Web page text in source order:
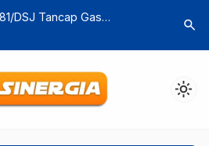
Menjaring Bibit Atlit Lewat
Indonesia
search
light_mode